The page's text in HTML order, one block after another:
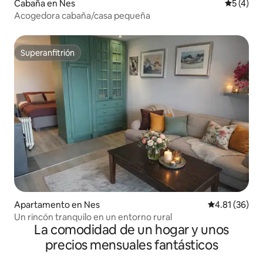
Cabaña en Nes
5 (4)
Acogedora cabaña/casa pequeña
Superanfitrión
Superanfitrión
Apartamento en Nes Calificación
4.81 (36)
Un rincón tranquilo en un entorno rural
La comodidad de un hogar y unos
precios mensuales fantásticos